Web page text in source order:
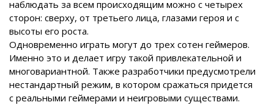
наблюдать за всем происходящим можно с четырех
сторон: сверху, от третьего лица, глазами героя и с
высоты его роста.
Одновременно играть могут до трех сотен геймеров.
Именно это и делает игру такой привлекательной и
многовариантной. Также разработчики предусмотрели
нестандартный режим, в котором сражаться придется
с реальными геймерами и неигровыми существами.